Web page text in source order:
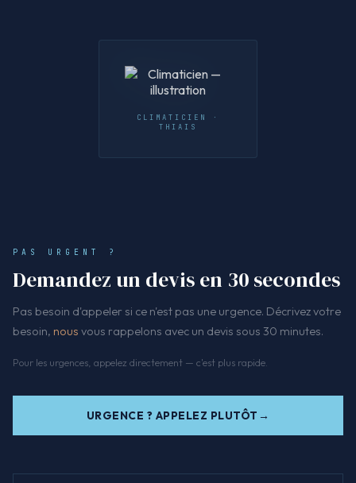
CLIMATICIEN ·
THIAIS
PAS URGENT ?
Demandez un devis en 30 secondes
Pas besoin d'appeler si ce n'est pas une urgence. Décrivez votre
besoin, nous vous rappelons avec un devis sous 30 minutes.
Pour les urgences, appelez directement — c'est plus rapide.
URGENCE ? APPELEZ PLUTÔT